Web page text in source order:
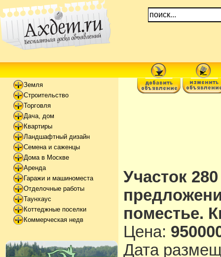
Земля
Строительство
Торговля
Дача, дом
Квартиры
Ландшафтный дизайн
Семена и саженцы
Дома в Москве
Аренда
Гаражи и машиноместа
Отделочные работы
Таунхаус
Коттеджные поселки
Коммерческая недв
Участок
поместье.
Цена:
Дата